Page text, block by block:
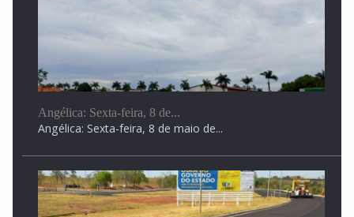
Angélica: Sexta-feira, 8 de...
Angélica: Sexta-feira, 8 de maio de...